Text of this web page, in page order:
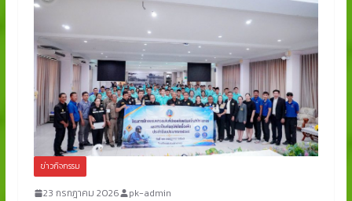
ข่าวกิจกรรม
23 กรกฎาคม 2026 pk-admin